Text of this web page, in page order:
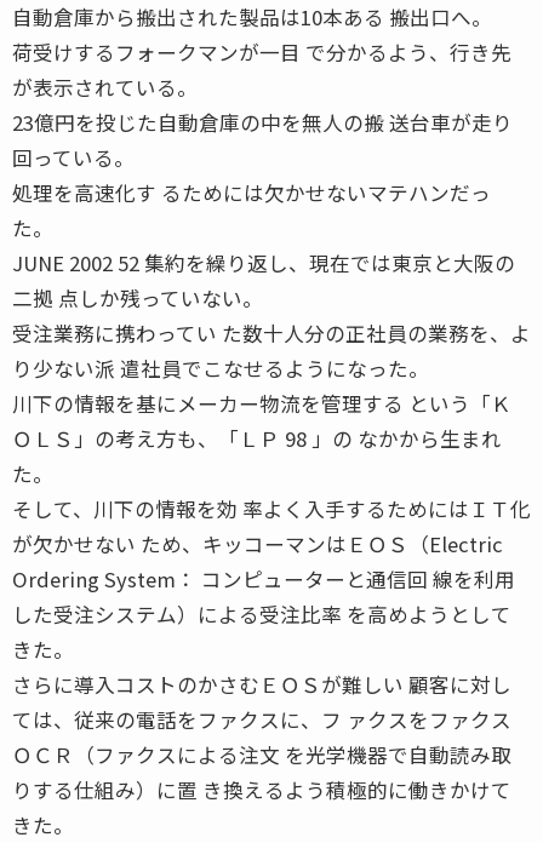
自動倉庫から搬出された製品は10本ある 搬出口へ。
荷受けするフォークマンが一目 で分かるよう、行き先
が表示されている。
23億円を投じた自動倉庫の中を無人の搬 送台車が走り
回っている。
処理を高速化す るためには欠かせないマテハンだっ
た。
JUNE 2002 52 集約を繰り返し、現在では東京と大阪の
二拠 点しか残っていない。
受注業務に携わってい た数十人分の正社員の業務を、よ
り少ない派 遣社員でこなせるようになった。
川下の情報を基にメーカー物流を管理する という「Ｋ
ＯＬＳ」の考え方も、「ＬＰ 98 」の なかから生まれ
た。
そして、川下の情報を効 率よく入手するためにはＩＴ化
が欠かせない ため、キッコーマンはＥＯＳ（Electric
Ordering System： コンピューターと通信回 線を利用
した受注システム）による受注比率 を高めようとして
きた。
さらに導入コストのかさむＥＯＳが難しい 顧客に対し
ては、従来の電話をファクスに、フ ァクスをファクス
ＯＣＲ（ファクスによる注文 を光学機器で自動読み取
りする仕組み）に置 き換えるよう積極的に働きかけて
きた。